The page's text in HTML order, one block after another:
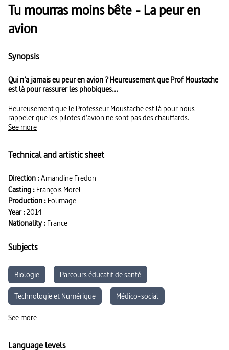
Tu mourras moins bête - La peur en
avion
Synopsis
Qui n’a jamais eu peur en avion ? Heureusement que Prof Moustache
est là pour rassurer les phobiques...
Heureusement que le Professeur Moustache est là pour nous
rappeler que les pilotes d’avion ne sont pas des chauffards.
See more
Technical and artistic sheet
Direction :Amandine Fredon
Casting :François Morel
Production :Folimage
Year :2014
Nationality :France
Subjects
Biologie
Parcours éducatif de santé
Technologie et Numérique
Médico-social
See more
Language levels